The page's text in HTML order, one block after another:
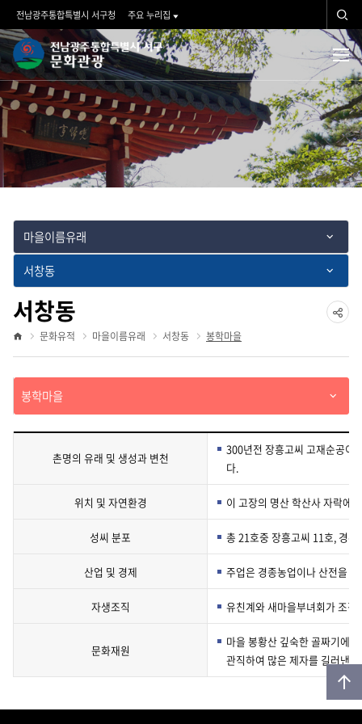
문
화
관
광">
전남광주통합특별시 서구청 주요 누리집
색검
전
메
뉴
문화유적
서창동
문화유적 마을이름유래 서창동 봉학마을
마을이름유래
서창동
유
하
기
봉학마을
촌명의 유래 및 생성과 변천
300년전 장흥고씨 고재순공이
다.
위치 및 자연환경 이 고장의 명산 학산사 자락에
성씨 분포 총 21호중 장흥고씨 11호, 경주
산업 및 경제 주업은 경종농업이나 산전을
자생조직 유친계와 새마을부녀회가 조직
문화재원
마을 봉황산 깊숙한 골짜기에
관직하여 많은 제자를 길러낸